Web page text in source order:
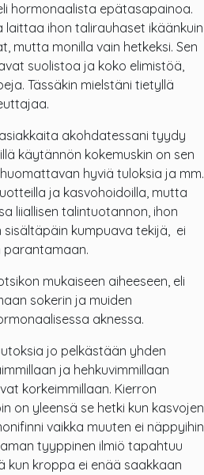
hormonaalista epätasapainoa.
ihon talirauhaset ikäänkuin
mutta monilla vain hetkeksi. Sen
suolistoa ja koko elimistöä,
Tässäkin mielstäni tietyllä
akohdatessani tyydy
käytännön kokemuskin on sen
hyviä tuloksia ja mm.
ja kasvohoidoilla, mutta
liiallisen talintuotannon, ihon
kumpuava tekijä, ei
parantamaan.
mukaiseen aiheeseen, eli
sokerin ja muiden
aknessa.
jo pelkästään yhden
ja hehkuvimmillaan
korkeimmillaan. Kierron
on yleensä se hetki kun kasvojen
vaikka muuten ei näppyihin
tyyppinen ilmiö tapahtuu
kun kroppa ei enää saakkaan